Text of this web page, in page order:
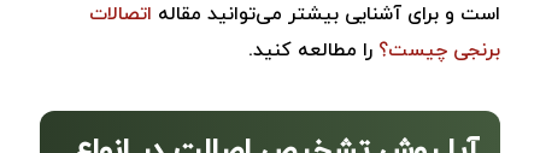
است و برای آشنایی بیشتر می‌توانید مقاله اتصالات
برنجی چیست؟ را مطالعه کنید.